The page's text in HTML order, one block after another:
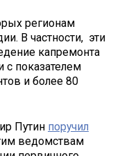
регионам
В частности, эти
капремонта
с показателем
и более 80
Путин поручил
ведомствам